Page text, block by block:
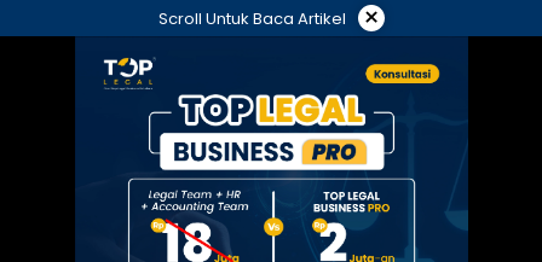
ke
Scroll Untuk Baca Artikel ×